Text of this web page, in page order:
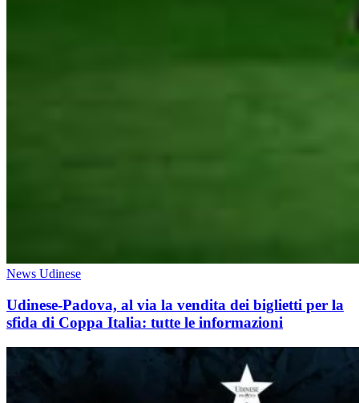
News Udinese
Udinese-Padova, al via la vendita dei biglietti per la
sfida di Coppa Italia: tutte le informazioni